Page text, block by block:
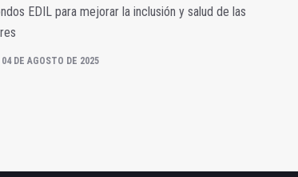
EDIL para mejorar la inclusión y salud de las
04 DE AGOSTO DE 2025